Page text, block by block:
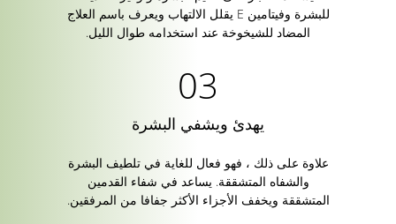
للبشرة وفيتامين E يقلل الالتهاب ويعرف باسم العلاج
المضاد للشيخوخة عند استخدامه طوال الليل.
يهدئ ويشفي البشرة
علاوة على ذلك ، فهو فعال للغاية في تلطيف البشرة
والشفاه المتشققة. يساعد في شفاء القدمين
المتشققة ويخفف الأجزاء الأكثر جفافا من المرفقين.